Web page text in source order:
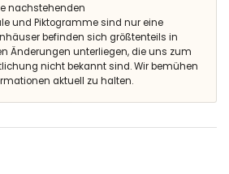
Einzelwaschbecken, Dusche und Toilette
Einzelwaschbecken,
Toilette
Kies, Bäumen und Gartenmöbeln mit
überdacht
nachstehenden
und Piktogramme sind nur eine
befinden sich größtenteils in
Änderungen unterliegen, die uns zum
nicht bekannt sind. Wir bemühen
aktuell zu halten.